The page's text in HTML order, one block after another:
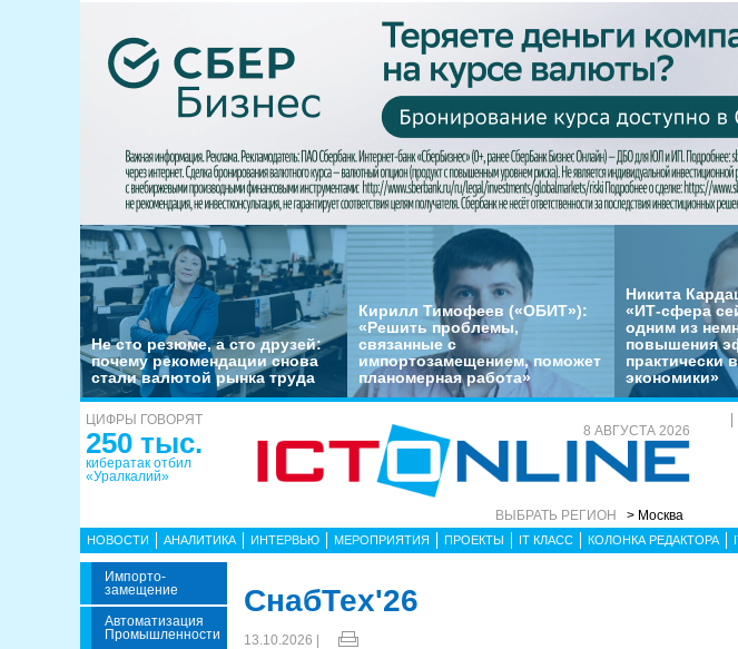
Не сто резюме, а сто друзей:
почему рекомендации снова
стали валютой рынка труда
Кирилл Тимофеев («ОБИТ»):
«Решить проблемы,
связанные с
импортозамещением, поможет
планомерная работа»
Никита
«ИТ-сфера
одним из
повышения
практически
экономики»
ЦИФРЫ ГОВОРЯТ
250 тыс.
кибератак отбил
«Уралкалий»
8 АВГУСТА 2026
ВЫБРАТЬ РЕГИОН > Москва
НОВОСТИ АНАЛИТИКА ИНТЕРВЬЮ МЕРОПРИЯТИЯ ПРОЕКТЫ IT КЛАСС КОЛОНКА РЕДАКТОРА
Импорто­
Замещение
Автоматизация
Промышленности
СнабТех'26
13.10.2026 |